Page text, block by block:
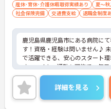
産休･育休･介護休暇取得実績あり
夏～
社会保険完備
交通費支給 退職金制度
鹿児島県鹿児島市にある病院に
す！資格・経験は問いません♪
で活躍できる、安心のスタート
す。マイカー通勤も可能で、毎
☆
ご興味のある方には、面接対策ポ
に詳細をご案内しますのでお気軽
い！
詳細を見る